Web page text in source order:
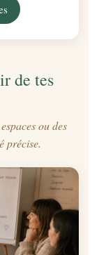
de tes
ou des
précise.